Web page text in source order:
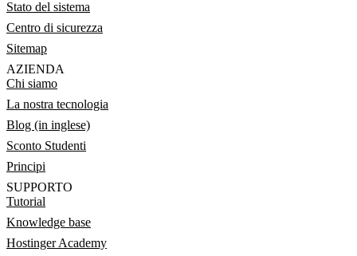
Stato del sistema
Centro di sicurezza
Sitemap
AZIENDA
Chi siamo
La nostra tecnologia
Blog (in inglese)
Sconto Studenti
Principi
SUPPORTO
Tutorial
Knowledge base
Hostinger Academy